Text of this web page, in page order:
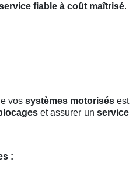
fiable à coût maîtrisé.
vos systèmes motorisés est
et assurer un service
: